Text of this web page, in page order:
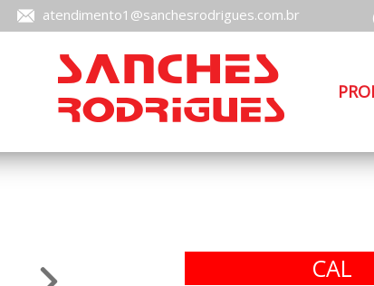
atendimento1@sanchesrodrigues.com.br
CAL